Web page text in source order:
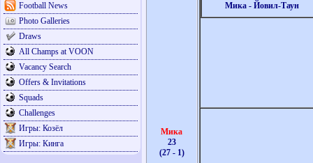
Football News
Photo Galleries
Draws
All Champs at VOON
Vacancy Search
Offers & Invitations
Squads
Challenges
Игры: Козёл
Игры: Кинга
Мика
23
(27 - 1)
Мика - Йовил-Таун